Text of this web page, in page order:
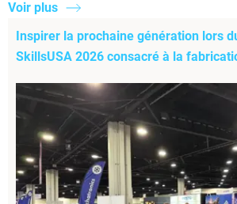
Voir plus
Inspirer la prochaine génération lors
SkillsUSA 2026 consacré à la